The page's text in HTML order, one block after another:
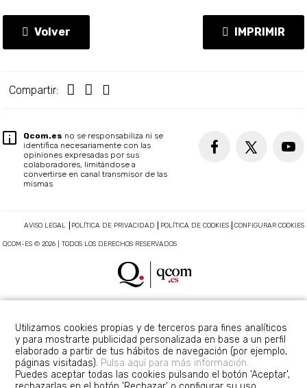
Volver IMPRIMIR
Compartir:
Qcom.es no se responsabiliza ni se
identifica necesariamente con las
opiniones expresadas por sus
colaboradores, limitándose a
convertirse en canal transmisor de las
mismas
AVISO LEGAL POLÍTICA DE PRIVACIDAD POLÍTICA DE COOKIES CONFIGURAR COOKIES
QCOM-ES © 2026 | TODOS LOS DERECHOS RESERVADOS
Utilizamos cookies propias y de terceros para fines analíticos
y para mostrarte publicidad personalizada en base a un perfil
elaborado a partir de tus hábitos de navegación (por ejemplo,
páginas visitadas). Pulsa aquí para más información.
Puedes aceptar todas las cookies pulsando el botón 'Aceptar',